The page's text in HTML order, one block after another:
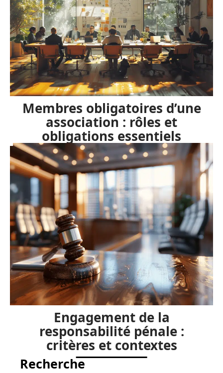
Membres obligatoires d’une
association : rôles et
obligations essentiels
Engagement de la
responsabilité pénale :
critères et contextes
Recherche